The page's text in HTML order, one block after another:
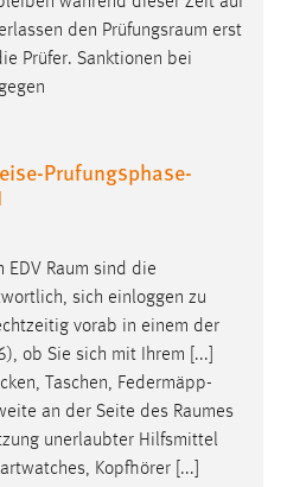
den Prüfungsraum erst
Prüfer. Sanktionen bei
Prufungsphase-
EDV Raum sind die
sich einloggen zu
vorab in einem der
ob Sie sich mit Ihrem [...]
Taschen, Federmäpp-
an der Seite des Raumes
unerlaubter Hilfsmittel
Kopfhörer [...]
und Social Media
können, werden von diesen